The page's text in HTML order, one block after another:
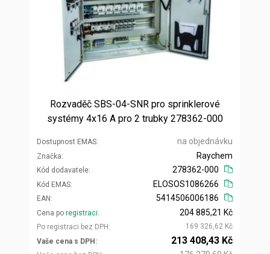
Rozvaděč SBS-04-SNR pro sprinklerové
systémy 4x16 A pro 2 trubky 278362-000
Dostupnost EMAS na objednávku
Značka
Kód dodavatele
Raychem
278362-000
Kód EMAS
EAN
ELOSOS1086266
5414506006186
Cena po registraci
Po registraci bez DPH
204 885,21 Kč
169 326,62 Kč
Vaše cena s DPH
213 408,43 Kč